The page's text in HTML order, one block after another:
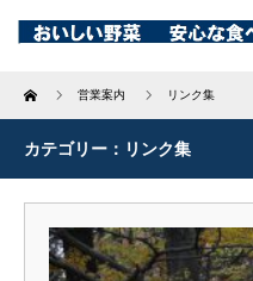
Home 営業案内 リンク集
カテゴリー：リンク集